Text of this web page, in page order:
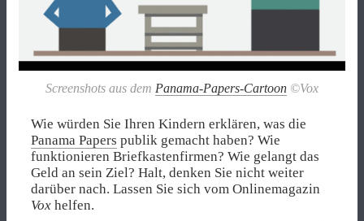
Screenshots aus dem Panama-Papers-Cartoon ©Vox
Wie würden Sie Ihren Kindern erklären, was die
Panama Papers publik gemacht haben? Wie
funktionieren Briefkastenfirmen? Wie gelangt das
Geld an sein Ziel? Halt, denken Sie nicht weiter
darüber nach. Lassen Sie sich vom Onlinemagazin
Vox helfen.